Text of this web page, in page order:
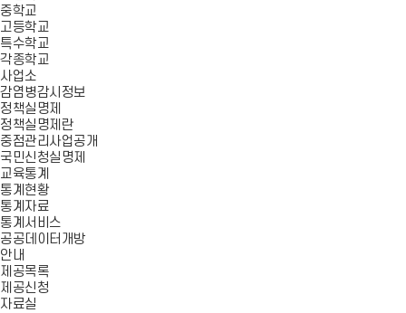
중학교
고등학교
특수학교
각종학교
사업소
감염병감시정보
정책실명제
정책실명제란
중점관리사업공개
국민신청실명제
교육통계
통계현황
통계자료
통계서비스
공공데이터개방
안내
제공목록
제공신청
자료실